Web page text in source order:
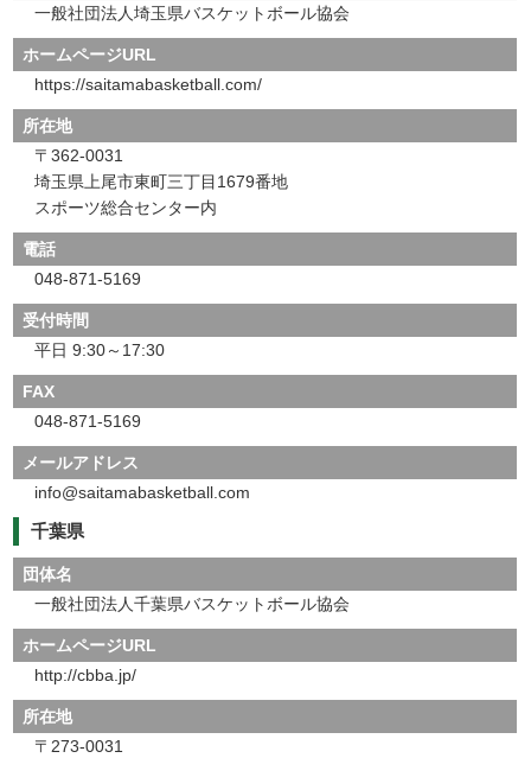
一般社団法人埼玉県バスケットボール協会
ホームページURL
https://saitamabasketball.com/
所在地
〒362-0031
埼玉県上尾市東町三丁目1679番地
スポーツ総合センター内
電話
048-871-5169
受付時間
平日 9:30～17:30
FAX
048-871-5169
メールアドレス
info@saitamabasketball.com
千葉県
団体名
一般社団法人千葉県バスケットボール協会
ホームページURL
http://cbba.jp/
所在地
〒273-0031